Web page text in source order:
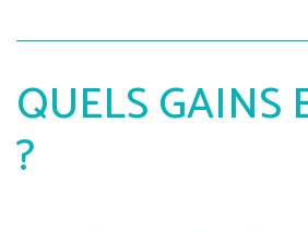
QUELS GAINS
?